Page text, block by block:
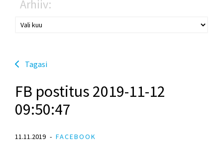
Arhiiv:
Tagasi
FB postitus 2019-11-12
09:50:47
11.11.2019 FACEBOOK